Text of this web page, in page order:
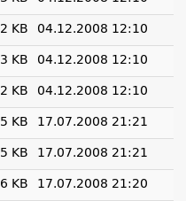
2 KB 04.12.2008 12:10
3 KB 04.12.2008 12:10
2 KB 04.12.2008 12:10
5 KB 17.07.2008 21:21
5 KB 17.07.2008 21:21
6 KB 17.07.2008 21:20